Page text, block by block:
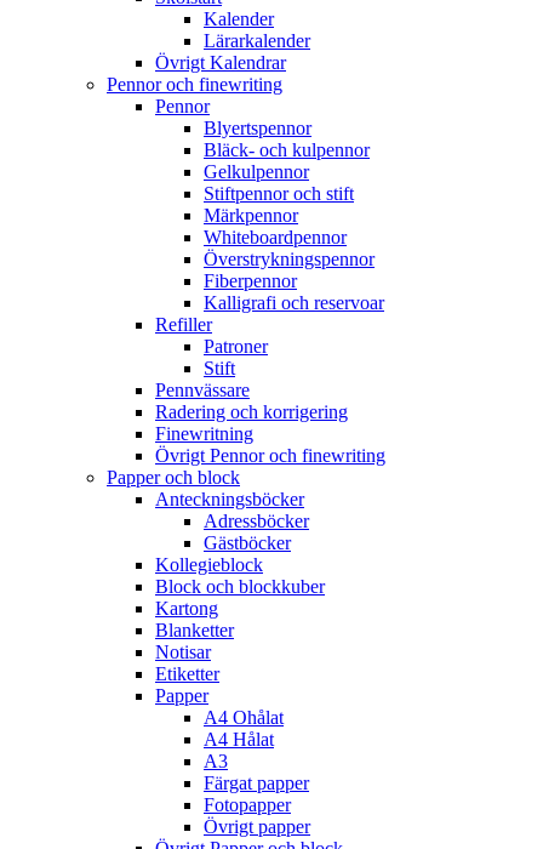
Kalender
Lärarkalender
Övrigt Kalendrar
Pennor och finewriting
Pennor
Blyertspennor
Bläck- och kulpennor
Gelkulpennor
Stiftpennor och stift
Märkpennor
Whiteboardpennor
Överstrykningspennor
Fiberpennor
Kalligrafi och reservoar
Refiller
Patroner
Stift
Pennvässare
Radering och korrigering
Finewritning
Övrigt Pennor och finewriting
Papper och block
Anteckningsböcker
Adressböcker
Gästböcker
Kollegieblock
Block och blockkuber
Kartong
Blanketter
Notisar
Etiketter
Papper
A4 Ohålat
A4 Hålat
A3
Färgat papper
Fotopapper
Övrigt papper